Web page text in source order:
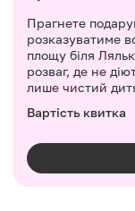
Прагнете
розказуватиме
площу біля
розваг, де не
лише чистий
Вартість квитка